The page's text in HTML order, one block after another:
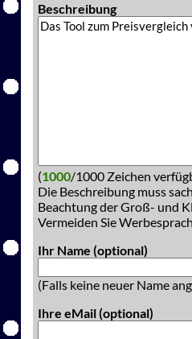
Beschreibung
(1000/1000 Zeichen
Die Beschreibung muss
Beachtung der Groß- und
Vermeiden Sie
Ihr Name (optional)
(Falls keine neuer Name
Ihre eMail (optional)